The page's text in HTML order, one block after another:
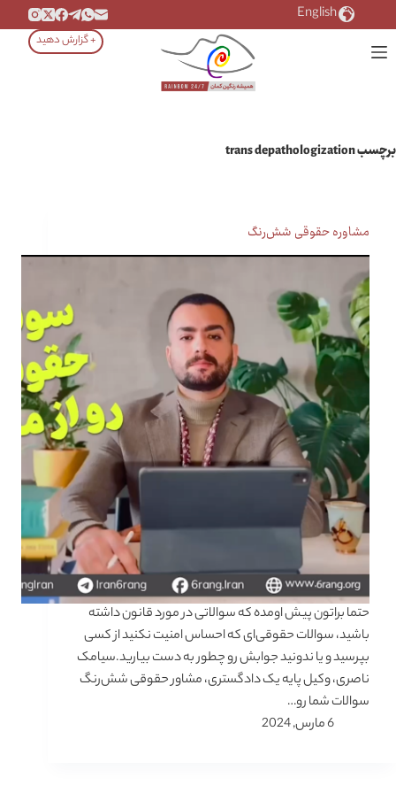
به
محتوا
English
+ گزارش دهید
برچسب
مشاوره حقوقی شش‌رنگ
حتما براتون پیش اومده که سوالاتی در مورد قانون داشته
باشید، سوالات حقوقی‌ای که احساس امنیت نکنید از کسی
بپرسید و یا ندونید جوابش رو چطور به دست بیارید.سیامک
ناصری، وکیل پایه یک دادگستری، مشاور حقوقی شش‌رنگ
سوالات شما رو…
6 مارس, 2024